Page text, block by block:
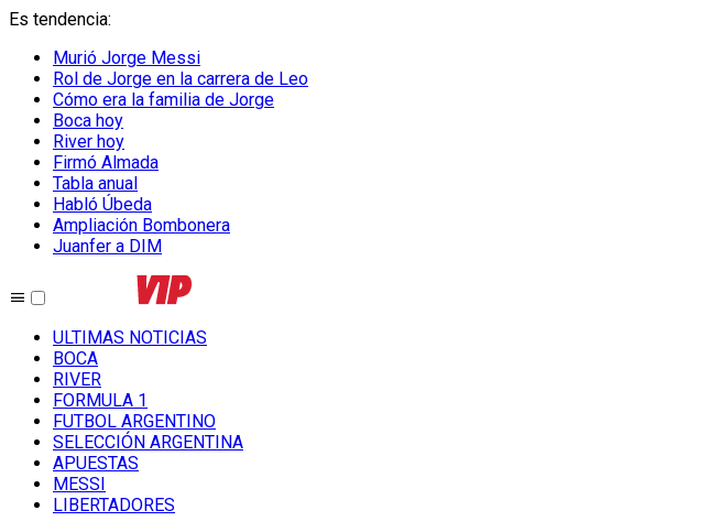
Es tendencia:
Murió Jorge Messi
Rol de Jorge en la carrera de Leo
Cómo era la familia de Jorge
Boca hoy
River hoy
Firmó Almada
Tabla anual
Habló Úbeda
Ampliación Bombonera
Juanfer a DIM
ULTIMAS NOTICIAS
BOCA
RIVER
FORMULA 1
FUTBOL ARGENTINO
SELECCIÓN ARGENTINA
APUESTAS
MESSI
LIBERTADORES